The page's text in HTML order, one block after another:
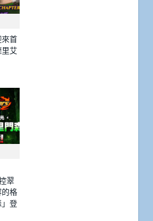
來首
艾
翠
格
」登